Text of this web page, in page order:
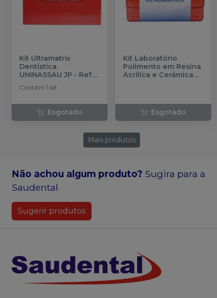
Kit Ultramatrix
Dentística
UNINASSAU JP - Ref
BURRS
Contém 1 kit.
Esgotado
Kit Laboratório
Polimento em Resina
Acrilíca e Cerâmica
Esgotado
Mais produtos
Não achou algum produto? Sugira para a
Saudental
Sugerir produtos